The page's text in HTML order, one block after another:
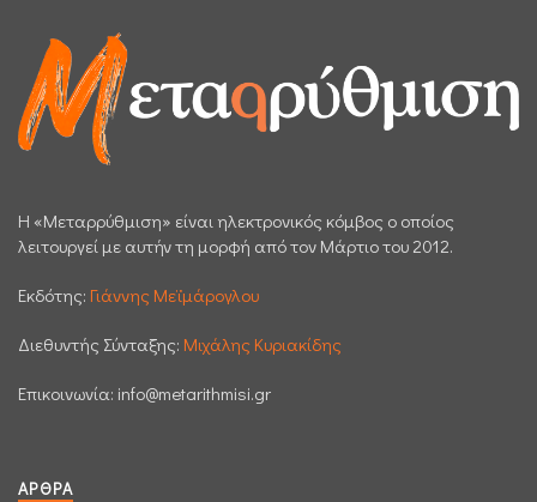
H «Μεταρρύθμιση» είναι ηλεκτρονικός κόμβος ο οποίος
λειτουργεί με αυτήν τη μορφή από τον Μάρτιο του 2012.
Εκδότης: Γιάννης Μεϊμάρογλου
Διεθυντής Σύνταξης: Μιχάλης Κυριακίδης
Επικοινωνία: info@metarithmisi.gr
ΆΡΘΡΑ